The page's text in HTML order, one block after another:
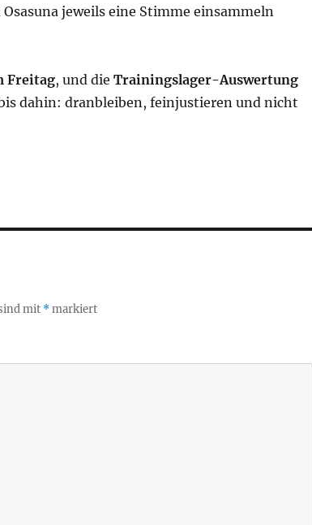
jeweils eine Stimme einsammeln
Freitag, und die Trainingslager-Auswertung
dahin: dranbleiben, feinjustieren und nicht
mit *markiert